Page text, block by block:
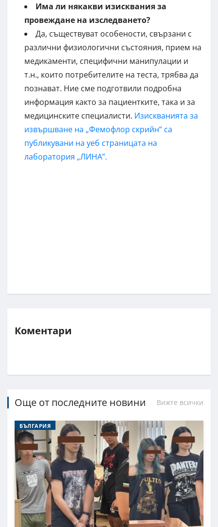
Има ли някакви изискванияза
провеждане на изследването?
Да, съществуват особености, свързани с
различни физиологични състояния, прием на
медикаменти, специфични манипулации и
т.н., които потребителите на теста, трябва да
познават. Ние сме подготвили подробна
информация както за пациентките, така и за
медицинските специалисти. Изискванията за
извършване на „Фемофлор скрийн“ са
публикувани на уеб страницата на
лаборатория „ЛИНА”.
Коментари
Още от последните новини Вижте всички
БЪЛГАРИЯ